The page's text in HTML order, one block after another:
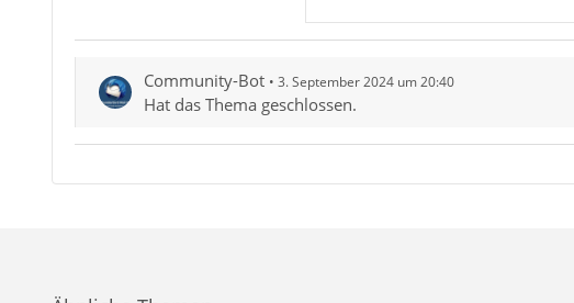
Community-Bot 3. September 2024 um 20:40
Hat das Thema geschlossen.